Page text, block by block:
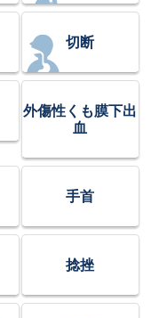
切断
外傷性くも膜下出
血
手首
捻挫